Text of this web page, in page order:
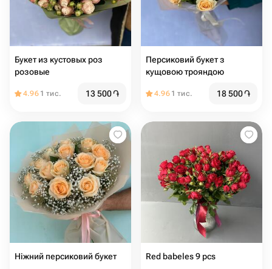
Букет из кустовых роз
розовые
4.96 1 тис. 13 500֏
Персиковий букет з
кущовою трояндою
4.96 1 тис. 18 500֏
Ніжний персиковий букет Red babeles 9 pcs